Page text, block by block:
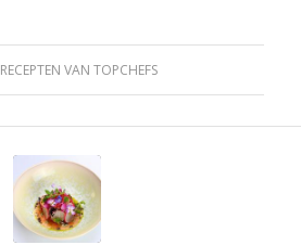
RECEPTEN VAN TOPCHEFS